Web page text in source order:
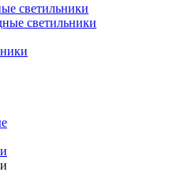
светильники
светильники